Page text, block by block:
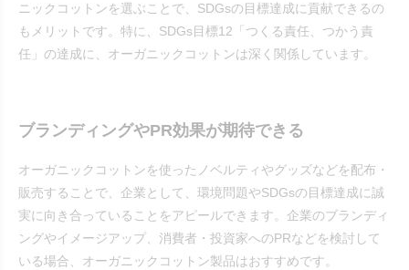
ニックコットンを選ぶことで、SDGsの目標達成に貢献できるの
もメリットです。特に、SDGs目標12「つくる責任、つかう責
任」の達成に、オーガニックコットンは深く関係しています。
ブランディングやPR効果が期待できる
オーガニックコットンを使ったノベルティやグッズなどを配布・
販売することで、企業として、環境問題やSDGsの目標達成に誠
実に向き合っていることをアピールできます。企業のブランディ
ングやイメージアップ、消費者・投資家へのPRなどを検討して
いる場合、オーガニックコットン製品はおすすめです。